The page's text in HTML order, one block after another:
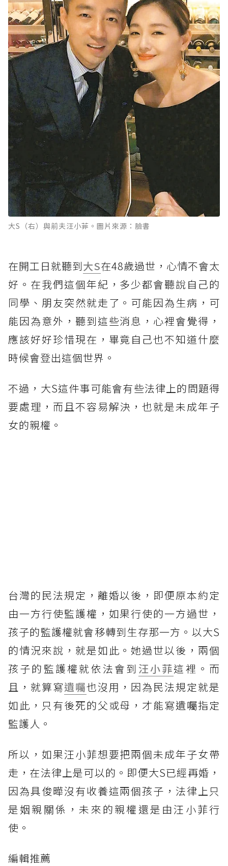
大S（右）與前夫汪小菲。圖片來源：臉書
在開工日就聽到大S在48歲過世，心情不會太
好。在我們這個年紀，多少都會聽說自己的
同學、朋友突然就走了。可能因為生病，可
能因為意外，聽到這些消息，心裡會覺得，
應該好好珍惜現在，畢竟自己也不知道什麼
時候會登出這個世界。
不過，大S這件事可能會有些法律上的問題得
要處理，而且不容易解決，也就是未成年子
女的親權。
台灣的民法規定，離婚以後，即便原本約定
由一方行使監護權，如果行使的一方過世，
孩子的監護權就會移轉到生存那一方。以大S
的情況來說，就是如此。她過世以後，兩個
孩子的監護權就依法會到 汪小菲這裡。而
且，就算寫遺囑也沒用，因為民法規定就是
如此，只有後死的父或母，才能寫遺囑指定
監護人。
所以，如果汪小菲想要把兩個未成年子女帶
走，在法律上是可以的。即便大S已經再婚，
因為具俊曄沒有收養這兩個孩子，法律上只
是姻親關係，未來的親權還是由汪小菲行
使。
編輯推薦